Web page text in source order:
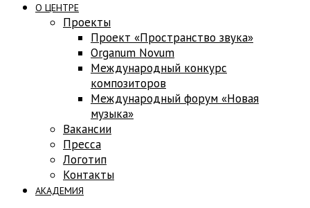
О ЦЕНТРЕ
Проекты
Проект «Пространство звука»
Оrganum Novum
Международный конкурс
композиторов
Международный форум «Новая
музыка»
Вакансии
Пресса
Логотип
Контакты
АКАДЕМИЯ